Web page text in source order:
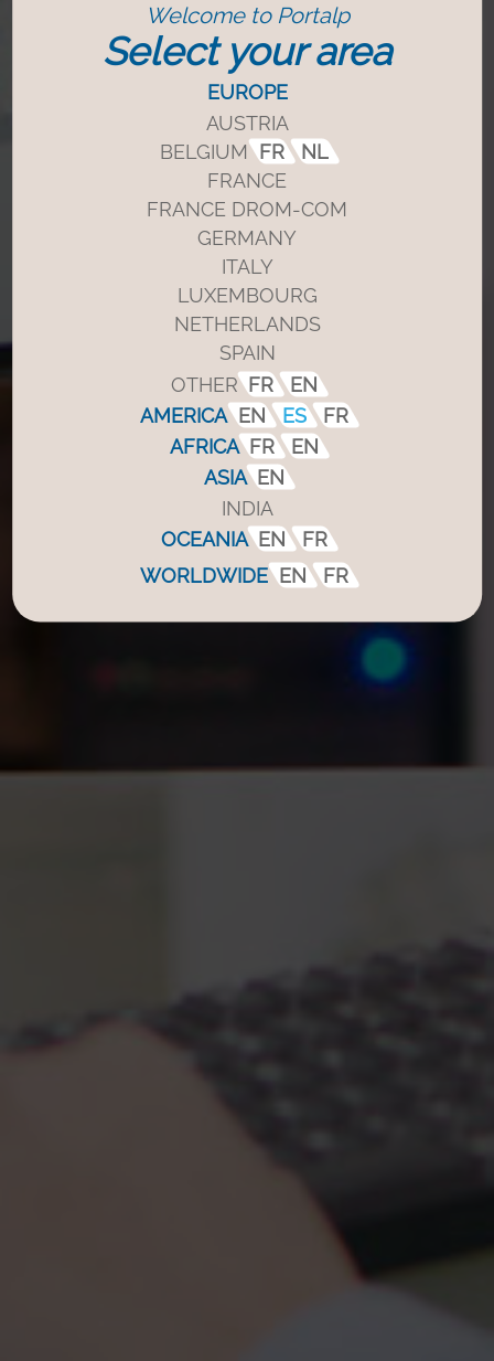
Welcome to Portalp
Select your area
EUROPE
AUSTRIA
BELGIUM FR
NL
FRANCE
FRANCE DROM-COM
GERMANY
ITALY
LUXEMBOURG
NETHERLANDS
SPAIN
OTHER FR
EN
AMERICA EN ES
FR
AFRICA FR
EN
ASIA EN
INDIA
OCEANIA EN
FR
WORLDWIDE EN FR